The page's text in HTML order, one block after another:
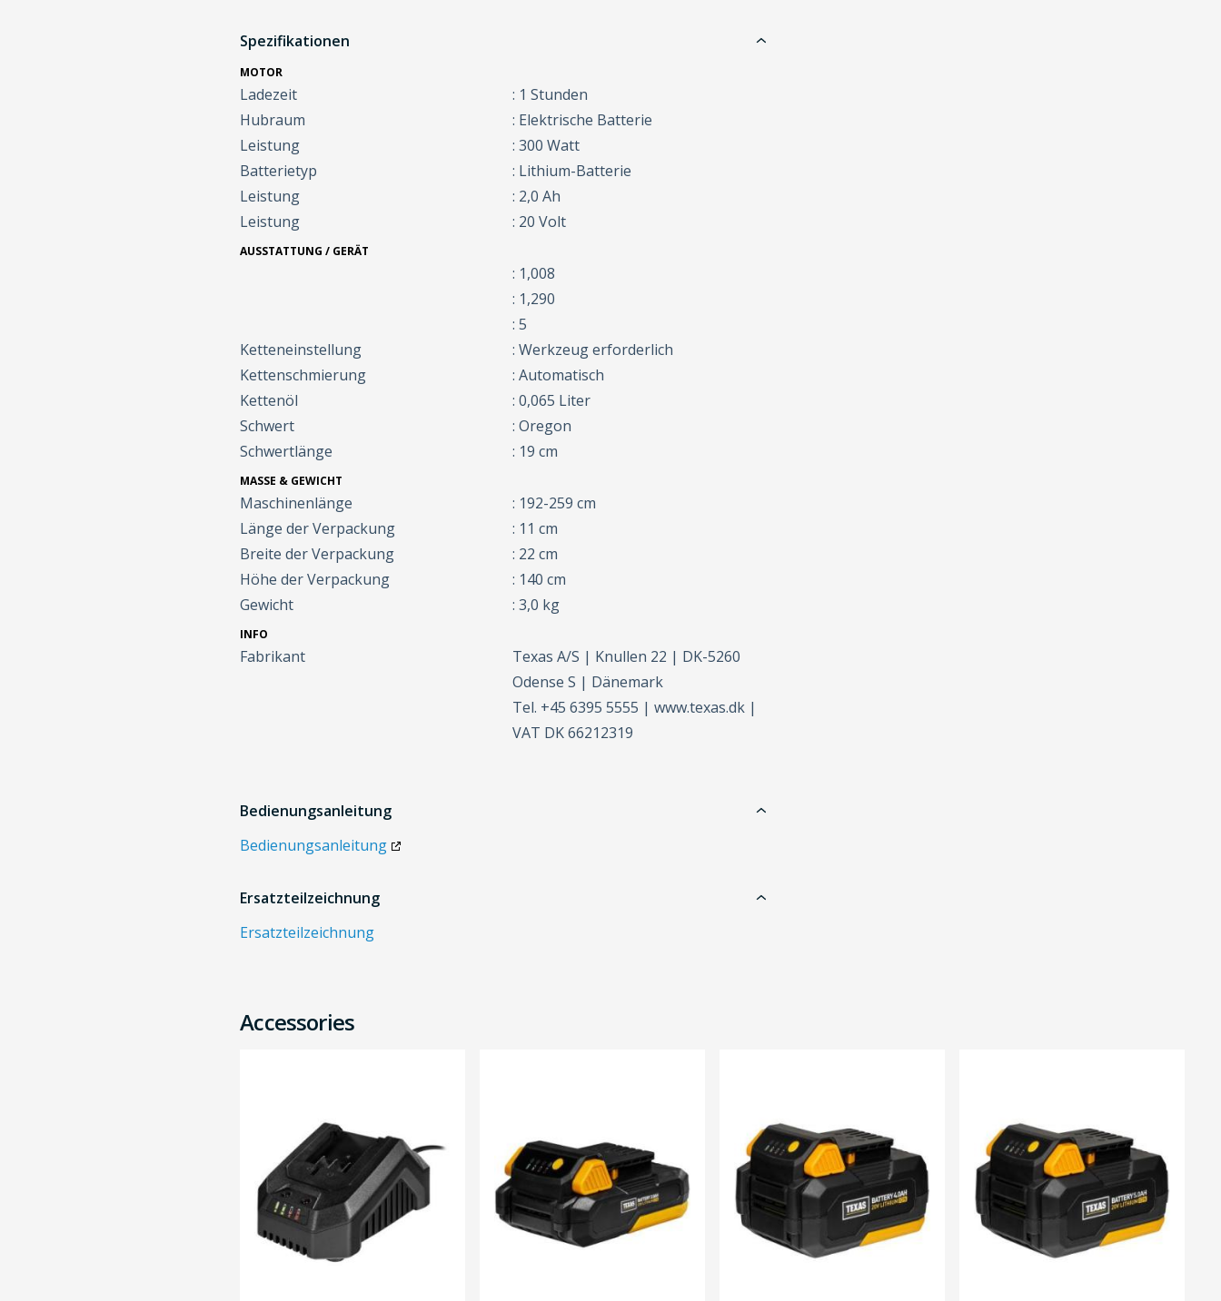
Spezifikationen
MOTOR
Ladezeit
: 1 Stunden
Hubraum
: Elektrische Batterie
Leistung
: 300 Watt
Batterietyp
: Lithium-Batterie
Leistung
: 2,0 Ah
Leistung
: 20 Volt
AUSSTATTUNG / GERÄT
: 1,008
: 1,290
: 5
Ketteneinstellung
: Werkzeug erforderlich
Kettenschmierung
: Automatisch
Kettenöl
: 0,065 Liter
Schwert
: Oregon
Schwertlänge
: 19 cm
MASSE & GEWICHT
Maschinenlänge
: 192-259 cm
Länge der Verpackung
: 11 cm
Breite der Verpackung
: 22 cm
Höhe der Verpackung
: 140 cm
Gewicht
: 3,0 kg
INFO
Fabrikant
Texas A/S | Knullen 22 | DK-5260
Odense S | Dänemark
Tel. +45 6395 5555 | www.texas.dk |
VAT DK 66212319
Bedienungsanleitung
Bedienungsanleitung
Ersatzteilzeichnung
Ersatzteilzeichnung
Accessories